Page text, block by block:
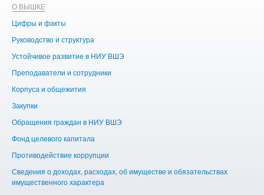
О ВЫШКЕ
Цифры и факты
Руководство и структура
Устойчивое развитие в НИУ ВШЭ
Преподаватели и сотрудники
Корпуса и общежития
Закупки
Обращения граждан в НИУ ВШЭ
Фонд целевого капитала
Противодействие коррупции
Сведения о доходах, расходах, об имуществе и обязательствах
имущественного характера